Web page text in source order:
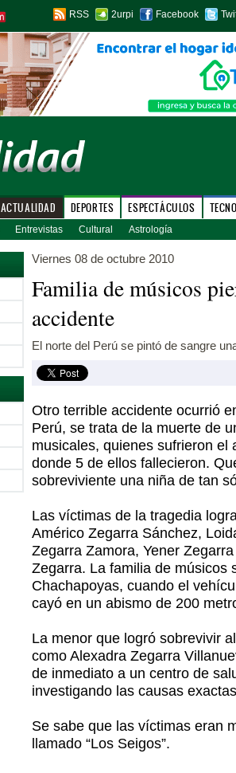
RSS 2urpi Facebook
ACTUALIDAD DEPORTES ESPECTÁCULOS
Entrevistas Cultural Astrología
Viernes 08 de octubre 2010
Familia de músicos
accidente
El norte del Perú se pintó de sangre
Otro terrible accidente ocurrió
Perú, se trata de la muerte de
musicales, quienes sufrieron el
donde 5 de ellos fallecieron.
sobreviviente una niña de tan
Las víctimas de la tragedia
Américo Zegarra Sánchez,
Zegarra Zamora, Yener
Zegarra. La familia de músicos
Chachapoyas, cuando el
cayó en un abismo de 200
La menor que logró sobrevivir
como Alexadra Zegarra
de inmediato a un centro de
investigando las causas
Se sabe que las víctimas eran
llamado “Los Seigos”.